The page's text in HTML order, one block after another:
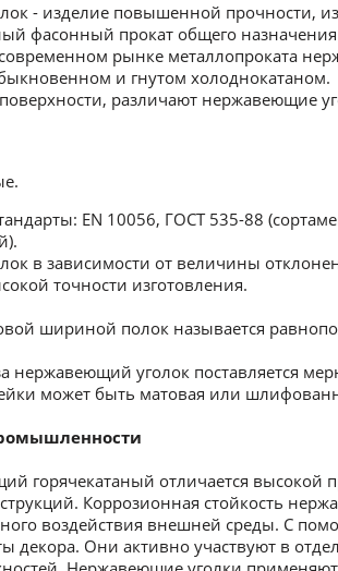
- изделие повышенной прочности,
фасонный прокат общего
рынке металлопроката
и гнутом холоднокатаном.
различают нержавеющие
EN 10056, ГОСТ 535-88
в зависимости от величины
точности изготовления.
шириной полок называется
нержавеющий уголок поставляется
может быть матовая или
горячекатаный отличается высокой
Коррозионная стойкость
воздействия внешней среды. С
декора. Они активно участвуют в